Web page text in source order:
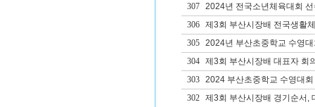
307
2024년 전국소년체육대회
306
제3회 부산시장배 전국생활
305
2024년 부산초중학교 수영
304
제3회 부산시장배 대표자 회
303
2024 부산초중학교 수영대회
302
제3회 부산시장배 경기순서,